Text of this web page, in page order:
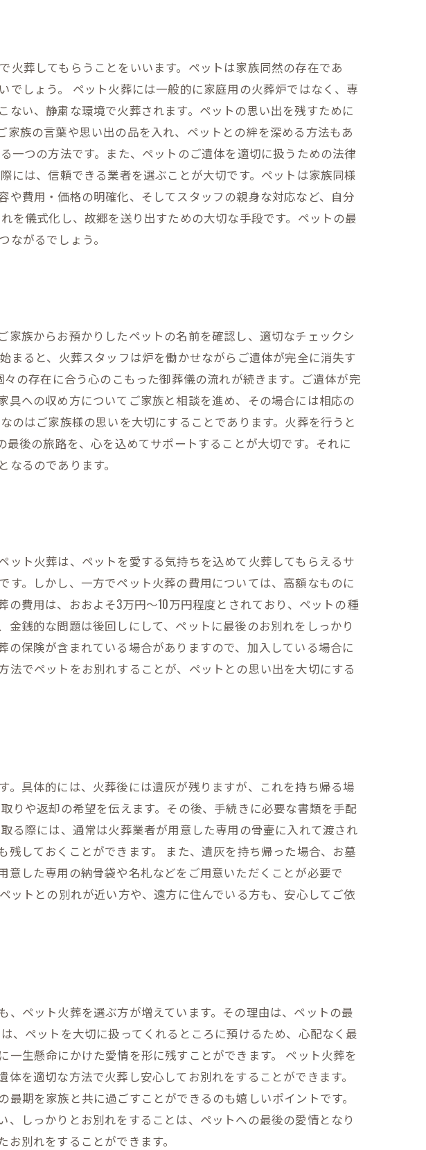
葬してもらうことをいいます。ペットは家族同然の存在であ
しょう。 ペット火葬には一般的に家庭用の火葬炉ではなく、専
い、静粛な環境で火葬されます。ペットの思い出を残すために
族の言葉や思い出の品を入れ、ペットとの絆を深める方法もあ
一つの方法です。また、ペットのご遺体を適切に扱うための法律
には、信頼できる業者を選ぶことが大切です。ペットは家族同様
費用・価格の明確化、そしてスタッフの親身な対応など、自分
を儀式化し、故郷を送り出すための大切な手段です。ペットの最
がるでしょう。
族からお預かりしたペットの名前を確認し、適切なチェックシ
まると、火葬スタッフは炉を働かせながらご遺体が完全に消失す
の存在に合う心のこもった御葬儀の流れが続きます。ご遺体が完
への収め方についてご家族と相談を進め、その場合には相応の
のはご家族様の思いを大切にすることであります。火葬を行うと
後の旅路を、心を込めてサポートすることが大切です。それに
るのであります。
ト火葬は、ペットを愛する気持ちを込めて火葬してもらえるサ
。しかし、一方でペット火葬の費用については、高額なものに
費用は、おおよそ3万円～10万円程度とされており、ペットの種
銭的な問題は後回しにして、ペットに最後のお別れをしっかり
保険が含まれている場合がありますので、加入している場合に
でペットをお別れすることが、ペットとの思い出を大切にする
具体的には、火葬後には遺灰が残りますが、これを持ち帰る場
りや返却の希望を伝えます。その後、手続きに必要な書類を手配
る際には、通常は火葬業者が用意した専用の骨壷に入れて渡され
しておくことができます。 また、遺灰を持ち帰った場合、お墓
した専用の納骨袋や名札などをご用意いただくことが必要で
ットとの別れが近い方や、遠方に住んでいる方も、安心してご依
ペット火葬を選ぶ方が増えています。その理由は、ペットの最
、ペットを大切に扱ってくれるところに預けるため、心配なく最
生懸命にかけた愛情を形に残すことができます。 ペット火葬を
を適切な方法で火葬し安心してお別れをすることができます。
期を家族と共に過ごすことができるのも嬉しいポイントです。
しっかりとお別れをすることは、ペットへの最後の愛情となり
別れをすることができます。